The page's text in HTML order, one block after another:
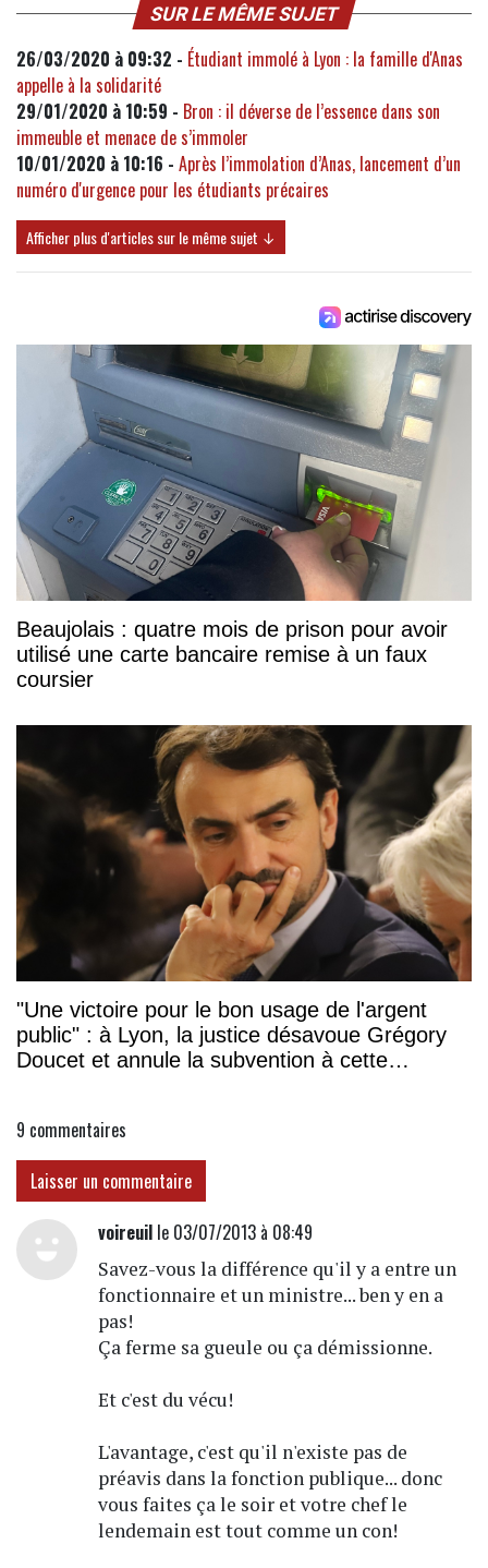
SUR LE MÊME SUJET
26/03/2020 à 09:32 - Étudiant immolé à Lyon : la famille d'Anas
appelle à la solidarité
29/01/2020 à 10:59 - Bron : il déverse de l’essence dans son
immeuble et menace de s’immoler
10/01/2020 à 10:16 - Après l’immolation d’Anas, lancement d’un
numéro d'urgence pour les étudiants précaires
Afficher plus d'articles sur le même sujet ↓
Beaujolais : quatre mois de prison pour avoir
utilisé une carte bancaire remise à un faux
coursier
"Une victoire pour le bon usage de l'argent
public" : à Lyon, la justice désavoue Grégory
Doucet et annule la subvention à cette
9 commentaires
Laisser un commentaire
voireuille 03/07/2013 à 08:49
Savez-vous la différence qu'il y a entre un
fonctionnaire et un ministre... ben y en a
pas!
Ça ferme sa gueule ou ça démissionne.
Et c'est du vécu!
L'avantage, c'est qu'il n'existe pas de
préavis dans la fonction publique... donc
vous faites ça le soir et votre chef le
lendemain est tout comme un con!